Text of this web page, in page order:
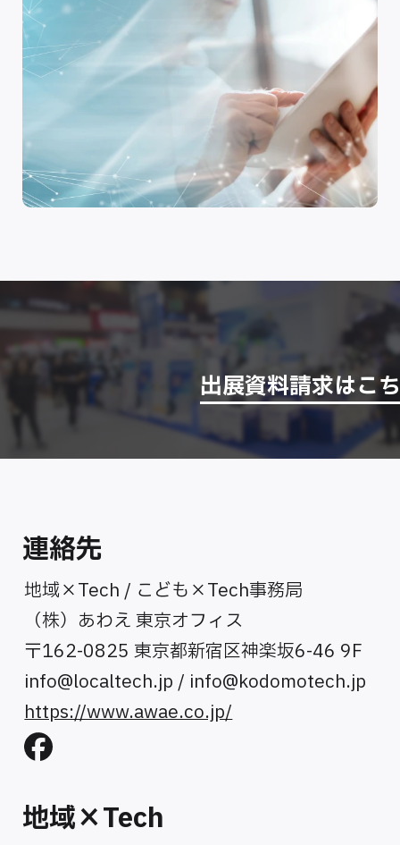
出展資料請求はこ
連絡先
地域×Tech / こども×Tech事務局
（株）あわえ 東京オフィス
〒162-0825 東京都新宿区神楽坂6-46 9F
info@localtech.jp / info@kodomotech.jp
https://www.awae.co.jp/
地域×Tech